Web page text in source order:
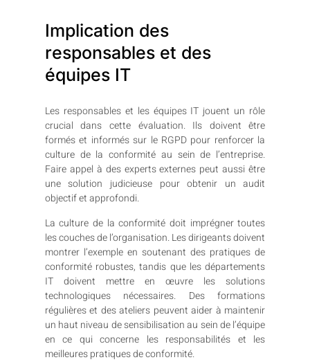
Implication des
responsables et des
équipes IT
Les responsables et les équipes IT jouent un rôle
crucial dans cette évaluation. Ils doivent être
formés et informés sur le RGPD pour renforcer la
culture de la conformité au sein de l’entreprise.
Faire appel à des experts externes peut aussi être
une solution judicieuse pour obtenir un audit
objectif et approfondi.
La culture de la conformité doit imprégner toutes
les couches de l’organisation. Les dirigeants doivent
montrer l’exemple en soutenant des pratiques de
conformité robustes, tandis que les départements
IT doivent mettre en œuvre les solutions
technologiques nécessaires. Des formations
régulières et des ateliers peuvent aider à maintenir
un haut niveau de sensibilisation au sein de l’équipe
en ce qui concerne les responsabilités et les
meilleures pratiques de conformité.